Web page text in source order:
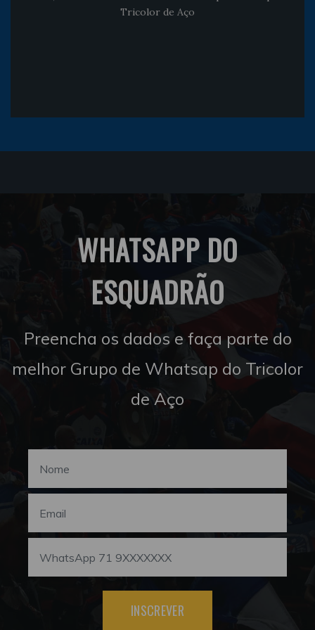
Tricolor de Aço
WHATSAPP DO
ESQUADRÃO
Preencha os dados e faça parte do
melhor Grupo de Whatsap do Tricolor
de Aço
INSCREVER